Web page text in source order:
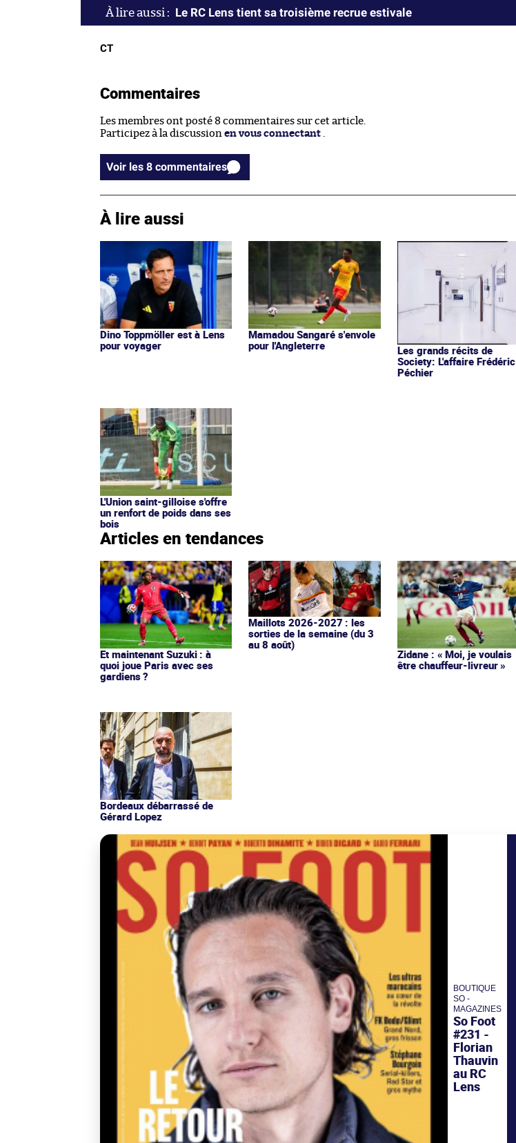
Le RC Lens tient sa troisième recrue estivale
CT
Commentaires
Les membres ont posté 8 commentaires sur cet article.
Participez à la discussion en vous connectant
Voir les 8 commentaires
À lire aussi
Dino Toppmöller est à Lens
pour voyager
Mamadou Sangaré s'envole
pour l'Angleterre
Les grands récits de
Society: L'affaire Frédéric
Péchier
L'Union saint-gilloise s'offre
un renfort de poids dans ses
bois
Articles en tendances
Et maintenant Suzuki : à
quoi joue Paris avec ses
gardiens ?
Maillots 2026-2027 : les
sorties de la semaine (du 3
au 8 août)
Zidane : « Moi, je voulais
être chauffeur-livreur »
Bordeaux débarrassé de
Gérard Lopez
BOUTIQUE
SO -
MAGAZINES
So Foot
#231 -
Florian
Thauvin
au RC
Lens